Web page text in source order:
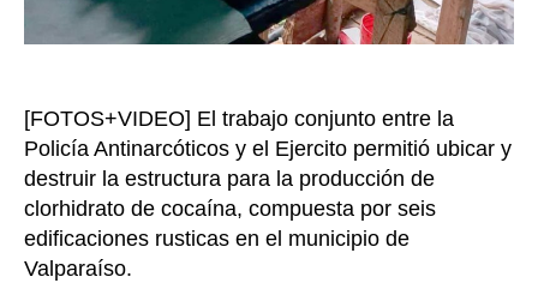
dos
la
[FOTOS+VIDEO] El trabajo conjunto entre la
Policía Antinarcóticos y el Ejercito permitió ubicar y
destruir la estructura para la producción de
clorhidrato de cocaína, compuesta por seis
edificaciones rusticas en el municipio de
Valparaíso.